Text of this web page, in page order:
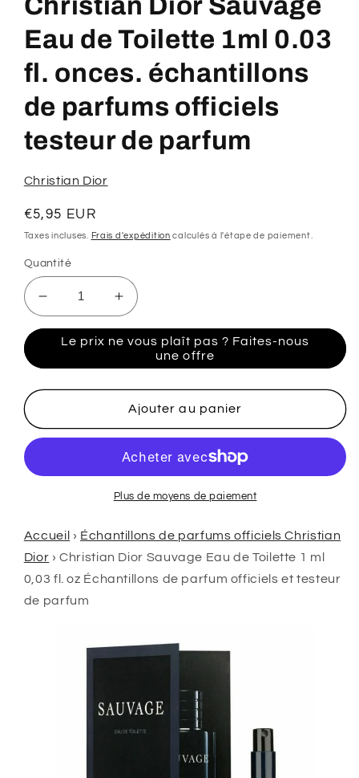
1
dans
une
fenêtre
Christian Dior Sauvage
Eau de Toilette 1ml 0.03
fl. onces. échantillons
de parfums officiels
testeur de parfum
Christian Dior
Prix
habituel
€5,95 EUR
Taxes incluses. Frais d'expédition calculés à l'étape de paiement.
Quantité
Réduire
la
quantité
Christian
Dior
Eau
1ml
onces.
échantillons
de
parfums
officiels
Augmenter
la
quantité
Christian
Dior
Sauvage
Eau
Toilette
1ml
0.03
onces.
échantillons
parfums
parfum
Le prix ne vous plaît pas ? Faites-nous
une offre
Ajouter au panier
Plus de moyens de paiement
Accueil › Échantillons de parfums officiels Christian
Dior ›Christian Dior Sauvage Eau de Toilette 1 ml
0,03 fl. oz Échantillons de parfum officiels et testeur
de parfum